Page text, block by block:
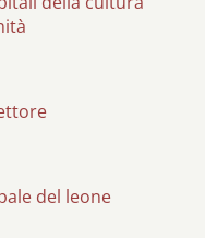
del leone